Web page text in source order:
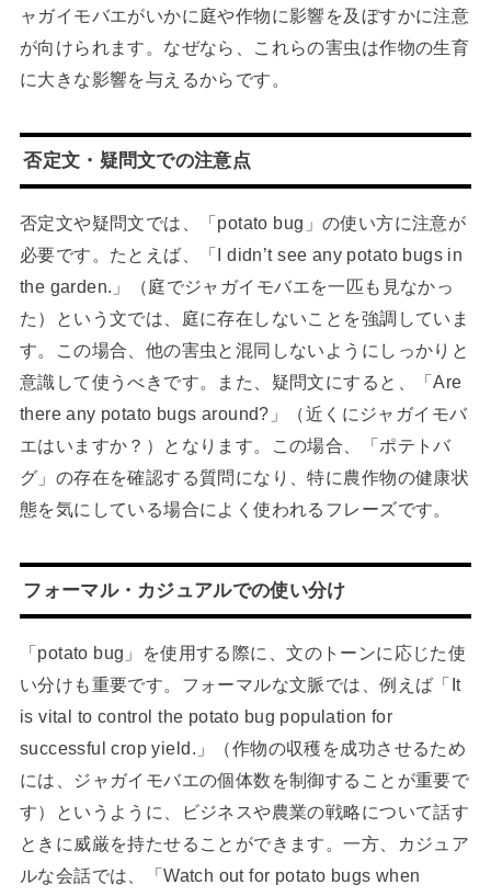
ャガイモバエがいかに庭や作物に影響を及ぼすかに注意
が向けられます。なぜなら、これらの害虫は作物の生育
に大きな影響を与えるからです。
否定文・疑問文での注意点
否定文や疑問文では、「potato bug」の使い方に注意が
必要です。たとえば、「I didn’t see any potato bugs in
the garden.」（庭でジャガイモバエを一匹も見なかっ
た）という文では、庭に存在しないことを強調していま
す。この場合、他の害虫と混同しないようにしっかりと
意識して使うべきです。また、疑問文にすると、「Are
there any potato bugs around?」（近くにジャガイモバ
エはいますか？）となります。この場合、「ポテトバ
グ」の存在を確認する質問になり、特に農作物の健康状
態を気にしている場合によく使われるフレーズです。
フォーマル・カジュアルでの使い分け
「potato bug」を使用する際に、文のトーンに応じた使
い分けも重要です。フォーマルな文脈では、例えば「It
is vital to control the potato bug population for
successful crop yield.」（作物の収穫を成功させるため
には、ジャガイモバエの個体数を制御することが重要で
す）というように、ビジネスや農業の戦略について話す
ときに威厳を持たせることができます。一方、カジュア
ルな会話では、「Watch out for potato bugs when